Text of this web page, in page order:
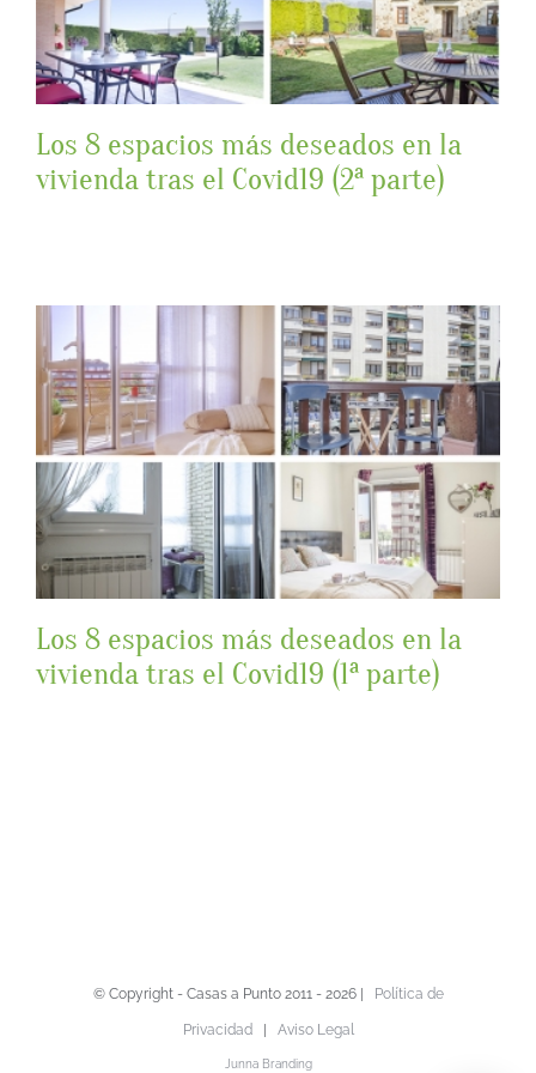
vivienda tras el Covid19 (2ª parte)
Los 8 espacios más deseados en la
vivienda tras el Covid19 (2ª parte)
Los 8 espacios más deseados en la
vivienda tras el Covid19 (1ª parte)
© Copyright - Casas a Punto 2011 - 2026 | Política de
Privacidad| Aviso Legal
Junna Branding